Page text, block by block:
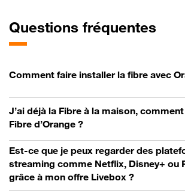
Questions fréquentes
Comment faire installer la fibre avec
J’ai déjà la Fibre à la maison,
Fibre d’Orange ?
Est-ce que je peux regarder des
streaming comme Netflix, Disney+ ou
grâce à mon offre Livebox ?